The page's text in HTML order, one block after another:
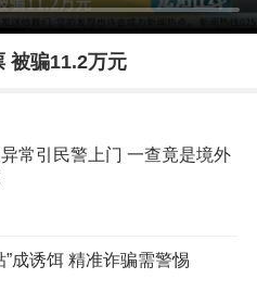
被骗11.2万元
常引民警上门 一查竟是境外
”成诱饵 精准诈骗需警惕